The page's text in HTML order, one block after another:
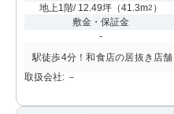
地上1階/ 12.49坪（41.3m2 ）
敷金・保証金
-
駅徒歩4分！和食店の居抜き店舗
取扱会社: －